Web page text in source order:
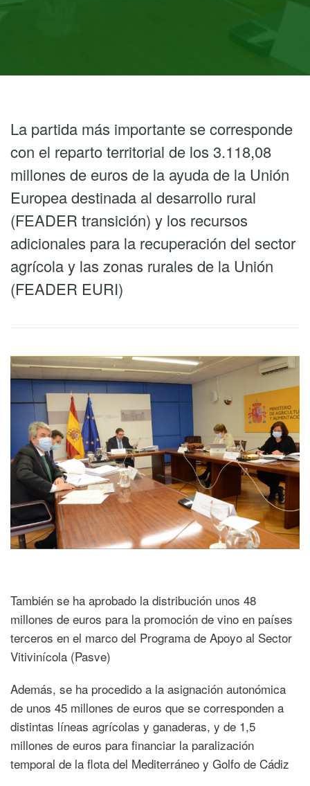
La partida más importante se corresponde
con el reparto territorial de los 3.118,08
millones de euros de la ayuda de la Unión
Europea destinada al desarrollo rural
(FEADER transición) y los recursos
adicionales para la recuperación del sector
agrícola y las zonas rurales de la Unión
(FEADER EURI)
También se ha aprobado la distribución unos 48
millones de euros para la promoción de vino en países
terceros en el marco del Programa de Apoyo al Sector
Vitivinícola (Pasve)
Además, se ha procedido a la asignación autonómica
de unos 45 millones de euros que se corresponden a
distintas líneas agrícolas y ganaderas, y de 1,5
millones de euros para financiar la paralización
temporal de la flota del Mediterráneo y Golfo de Cádiz